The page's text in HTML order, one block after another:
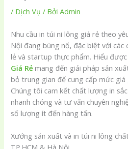
/ Dịch Vụ / BởiAdmin
Nhu cầu in túi ni lông giá rẻ theo
Nội đang bùng nổ, đặc biệt với
lẻ và startup thực phẩm. Hiểu
Giá Rẻ mang đến giải pháp sản
bỏ trung gian để cung cấp mức giá
Chúng tôi cam kết chất lượng in
nhanh chóng và tư vấn chuyên
số lượng ít đến hàng tấn.
Xưởng sản xuất và in túi ni lông